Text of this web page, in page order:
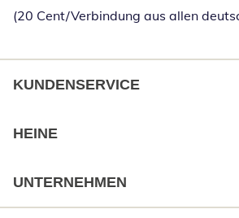
(20 Cent/Verbindung aus allen
KUNDENSERVICE
HEINE
UNTERNEHMEN